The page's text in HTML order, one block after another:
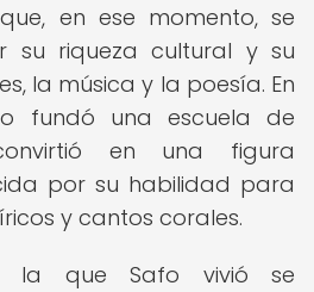
en ese momento, se
su riqueza cultural y su
la música y la poesía. En
fundó una escuela de
en una figura
por su habilidad para
y cantos corales.
la que Safo vivió se